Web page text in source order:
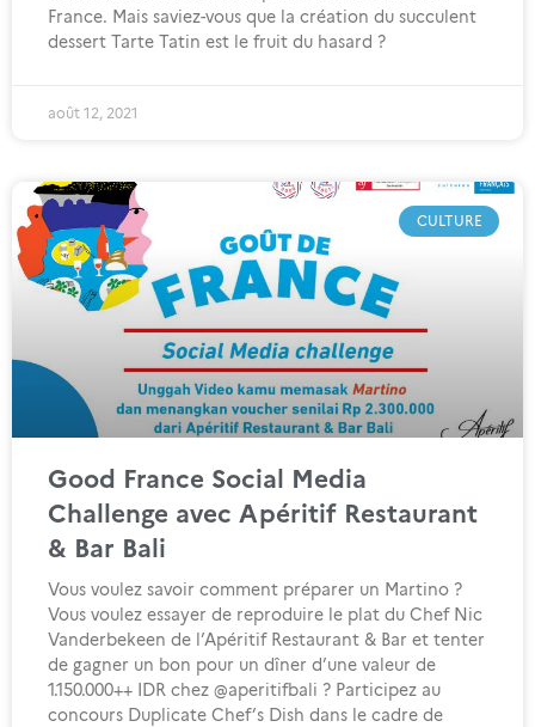
France. Mais saviez-vous que la création du succulent
dessert Tarte Tatin est le fruit du hasard ?
août 12, 2021
CULTURE
Good France Social Media
Challenge avec Apéritif Restaurant
& Bar Bali
Vous voulez savoir comment préparer un Martino ?
Vous voulez essayer de reproduire le plat du Chef Nic
Vanderbekeen de l’Apéritif Restaurant & Bar et tenter
de gagner un bon pour un dîner d’une valeur de
1.150.000++ IDR chez @aperitifbali ? Participez au
concours Duplicate Chef’s Dish dans le cadre de